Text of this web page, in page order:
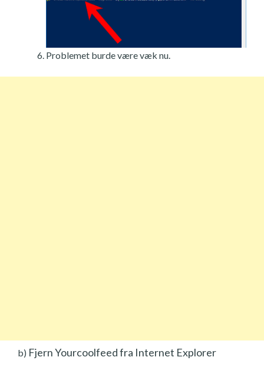
Problemet burde være væk nu.
b) Fjern Yourcoolfeed fra Internet Explorer